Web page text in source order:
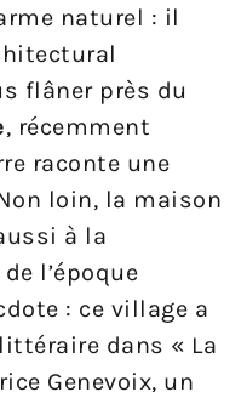
naturel : il
flâner près du
, récemment
raconte une
loin, la maison
à la
l’époque
: ce village a
dans « La
Genevoix, un